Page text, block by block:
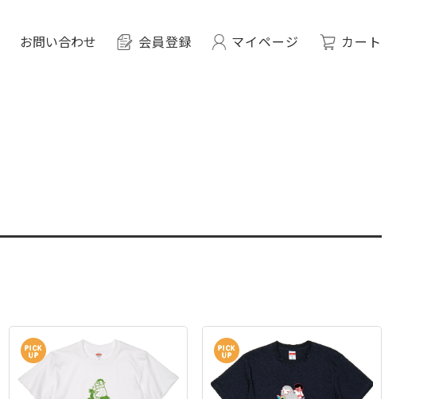
お問い合わせ 会員登録 マイページ カート